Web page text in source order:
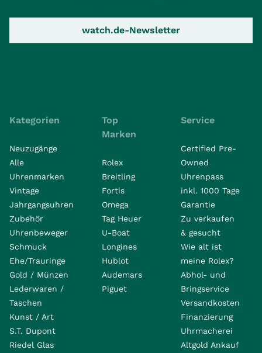
watch.de-Newsletter
Kategorien
Neuzugänge
Alle
Uhrenmarken
Vintage
Jahrgangsuhren
Zubehör
Uhrenbeweger
Schmuck
Ehe/Trauringe
Gold / Münzen
Lederwaren /
Taschen
Kunst / Art
S.T. Dupont
Riedel Glas
Top
Marken
Rolex
Breitling
Fortis
Omega
Tag Heuer
U-Boat
Longines
Hublot
Audemars
Piguet
Service
Certified Pre-
Owned
Uhrenpass
inkl. 1000 Tage
Garantie
Zu verkaufen
& gesucht
Wie alt ist
meine Rolex?
Abhol- und
Bringservice
Versandkosten
Finanzierung
Uhrmacherei
Altgold Ankauf